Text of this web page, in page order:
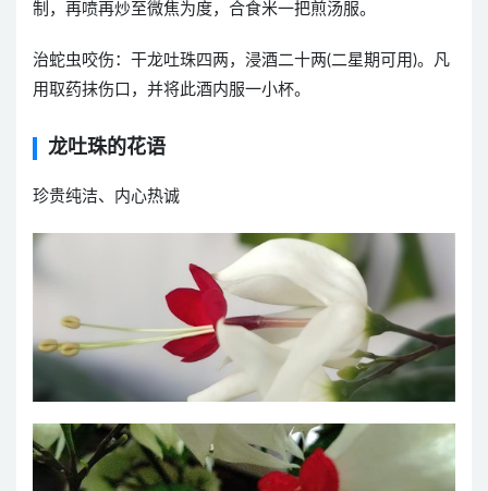
制，再喷再炒至微焦为度，合食米一把煎汤服。
治蛇虫咬伤：干龙吐珠四两，浸酒二十两(二星期可用)。凡
用取药抹伤口，并将此酒内服一小杯。
龙吐珠的花语
珍贵纯洁、内心热诚